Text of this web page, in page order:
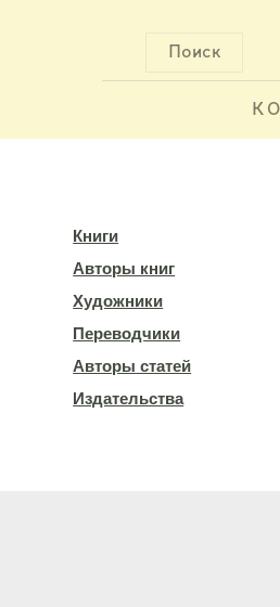
Поиск
Книги
Авторы книг
Художники
Переводчики
Авторы статей
Издательства